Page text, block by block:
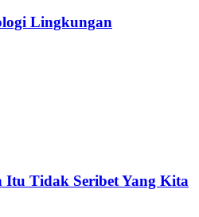
Lingkungan
Itu Tidak Seribet Yang Kita